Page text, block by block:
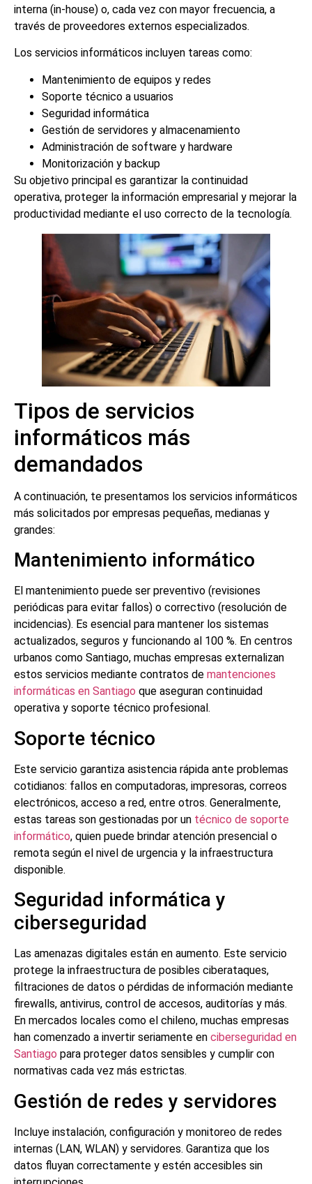
interna (in-house) o, cada vez con mayor frecuencia, a
través de proveedores externos especializados.
Los servicios informáticos incluyen tareas como:
Mantenimiento de equipos y redes
Soporte técnico a usuarios
Seguridad informática
Gestión de servidores y almacenamiento
Administración de software y hardware
Monitorización y backup
Su objetivo principal es garantizar la continuidad
operativa, proteger la información empresarial y mejorar la
productividad mediante el uso correcto de la tecnología.
Tipos de servicios
informáticos más
demandados
A continuación, te presentamos los servicios informáticos
más solicitados por empresas pequeñas, medianas y
grandes:
Mantenimiento informático
El mantenimiento puede ser preventivo (revisiones
periódicas para evitar fallos) o correctivo (resolución de
incidencias). Es esencial para mantener los sistemas
actualizados, seguros y funcionando al 100 %. En centros
urbanos como Santiago, muchas empresas externalizan
estos servicios mediante contratos de mantenciones
informáticas en Santiago que aseguran continuidad
operativa y soporte técnico profesional.
Soporte técnico
Este servicio garantiza asistencia rápida ante problemas
cotidianos: fallos en computadoras, impresoras, correos
electrónicos, acceso a red, entre otros. Generalmente,
estas tareas son gestionadas por un técnico de soporte
informático, quien puede brindar atención presencial o
remota según el nivel de urgencia y la infraestructura
disponible.
Seguridad informática y
ciberseguridad
Las amenazas digitales están en aumento. Este servicio
protege la infraestructura de posibles ciberataques,
filtraciones de datos o pérdidas de información mediante
firewalls, antivirus, control de accesos, auditorías y más.
En mercados locales como el chileno, muchas empresas
han comenzado a invertir seriamente en ciberseguridad en
Santiago para proteger datos sensibles y cumplir con
normativas cada vez más estrictas.
Gestión de redes y servidores
Incluye instalación, configuración y monitoreo de redes
internas (LAN, WLAN) y servidores. Garantiza que los
datos fluyan correctamente y estén accesibles sin